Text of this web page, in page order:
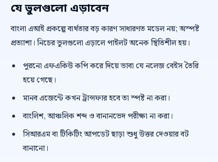
যে ভুলগুলো এড়াবেন
বাংলা এআই প্রকল্পে ব্যর্থতার বড় কারণ সাধারণত মডেল নয়; অস্পষ্ট
প্রত্যাশা। নিচের ভুলগুলো এড়ালে পাইলট অনেক স্থিতিশীল হয়।
পুরনো এফএকিউ কপি করে দিয়ে ভাবা যে নলেজ বেইস তৈরি
হয়ে গেছে।
মানব এজেন্টে কখন ট্রান্সফার হবে তা স্পষ্ট না করা।
বাংলিশ, আঞ্চলিক শব্দ ও বানানভেদ পরীক্ষা না করা।
সিআরএম বা টিকিটিং আপডেট ছাড়া শুধু উত্তর দেওয়ার বট
বানানো।